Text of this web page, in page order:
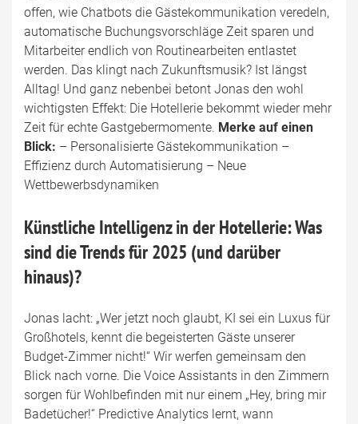
offen, wie Chatbots die Gästekommunikation veredeln,
automatische Buchungsvorschläge Zeit sparen und
Mitarbeiter endlich von Routinearbeiten entlastet
werden. Das klingt nach Zukunftsmusik? Ist längst
Alltag! Und ganz nebenbei betont Jonas den wohl
wichtigsten Effekt: Die Hotellerie bekommt wieder mehr
Zeit für echte Gastgebermomente. Merke auf einen
Blick: – Personalisierte Gästekommunikation –
Effizienz durch Automatisierung – Neue
Wettbewerbsdynamiken
Künstliche Intelligenz in der Hotellerie: Was
sind die Trends für 2025 (und darüber
hinaus)?
Jonas lacht: „Wer jetzt noch glaubt, KI sei ein Luxus für
Großhotels, kennt die begeisterten Gäste unserer
Budget-Zimmer nicht!“ Wir werfen gemeinsam den
Blick nach vorne. Die Voice Assistants in den Zimmern
sorgen für Wohlbefinden mit nur einem „Hey, bring mir
Badetücher!“ Predictive Analytics lernt, wann